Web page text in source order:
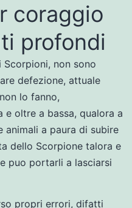
coraggio
profondi
non sono
defezione, attuale
lo fanno,
oltre a bassa, qualora a
a paura di subire
dello Scorpione talora e
puo portarli a lasciarsi
propri errori, difatti